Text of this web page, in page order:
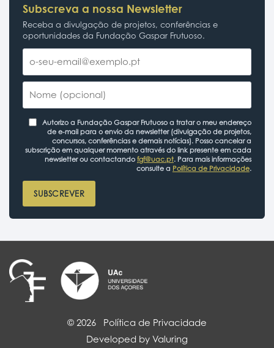
Subscreva a nossa Newsletter
Receba a divulgação de projetos, conferências e
oportunidades da Fundação Gaspar Frutuoso.
Autorizo a Fundação Gaspar Frutuoso a tratar o meu endereço
de e-mail para o envio da newsletter (divulgação de projetos,
concursos, conferências e demais notícias). Posso cancelar a
subscrição em qualquer momento através do link presente em cada
newsletter ou contactando fgf@uac.pt. Para mais informações
consulte a Política de Privacidade.
SUBSCREVER
© 2026 Política de Privacidade
Developed by Valuring